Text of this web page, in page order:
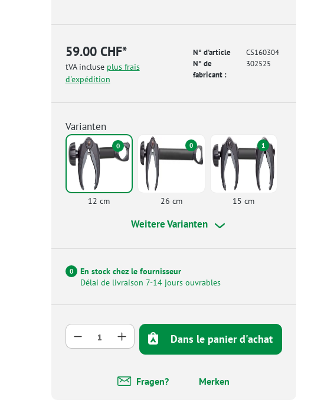
59.00 CHF*
tVA incluse plus frais
d'expédition
N° d'article
CS160304
N° de
fabricant :
302525
Varianten
0
12 cm
0
26 cm
1
15 cm
Weitere Varianten
0
En stock chez le fournisseur
Délai de livraison 7-14 jours ouvrables
Quantité de produit : Entrez la quantité
Dans le panier d'achat
Fragen? Merken